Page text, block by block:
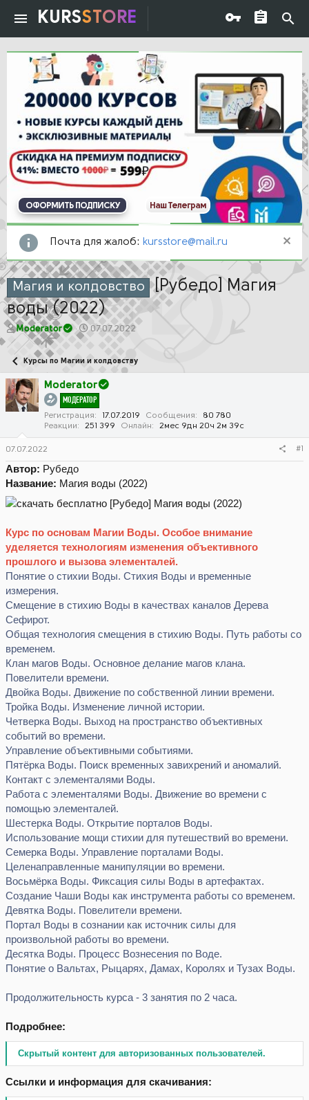
KURSSTORE
ОФОРМИТЬ ПОДПИСКУ Наш Телеграм
Почта для жалоб: kursstore@mail.ru
Магия и колдовство [Рубедо] Магия
воды (2022)
А
т
о
р
т
е
Moderator
Д
а
а
ч
а
л
а
07.07.2022
Курсы по Магии и колдовству
Moderator
МОДЕРАТОР
Регистрация 17.07.2019 Сообщения
80 780
Реакции
251 399 Онлайн 2мес 9дн 20ч 2м 39с
07.07.2022 #1
Автор: Рубедо
Название: Магия воды (2022)
Курс по основам Магии Воды. Особое внимание
уделяется технологиям изменения объективного
прошлого и вызова элементалей.
Понятие о стихии Воды. Стихия Воды и временные
измерения.
Смещение в стихию Воды в качествах каналов Дерева
Сефирот.
Общая технология смещения в стихию Воды. Путь работы со
временем.
Клан магов Воды. Основное делание магов клана.
Повелители времени.
Двойка Воды. Движение по собственной линии времени.
Тройка Воды. Изменение личной истории.
Четверка Воды. Выход на пространство объективных
событий во времени.
Управление объективными событиями.
Пятёрка Воды. Поиск временных завихрений и аномалий.
Контакт с элементалями Воды.
Работа с элементалями Воды. Движение во времени с
помощью элементалей.
Шестерка Воды. Открытие порталов Воды.
Использование мощи стихии для путешествий во времени.
Семерка Воды. Управление порталами Воды.
Целенаправленные манипуляции во времени.
Восьмёрка Воды. Фиксация силы Воды в артефактах.
Создание Чаши Воды как инструмента работы со временем.
Девятка Воды. Повелители времени.
Портал Воды в сознании как источник силы для
произвольной работы во времени.
Десятка Воды. Процесс Вознесения по Воде.
Понятие о Вальтах, Рыцарях, Дамах, Королях и Тузах Воды.
Продолжительность курса - 3 занятия по 2 часа.
Подробнее:
Скрытый контент для авторизованных пользователей.
Ссылки и информация для скачивания: